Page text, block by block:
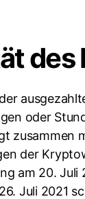
des
oder
zusammen
der
am 20. Juli
Juli 2021